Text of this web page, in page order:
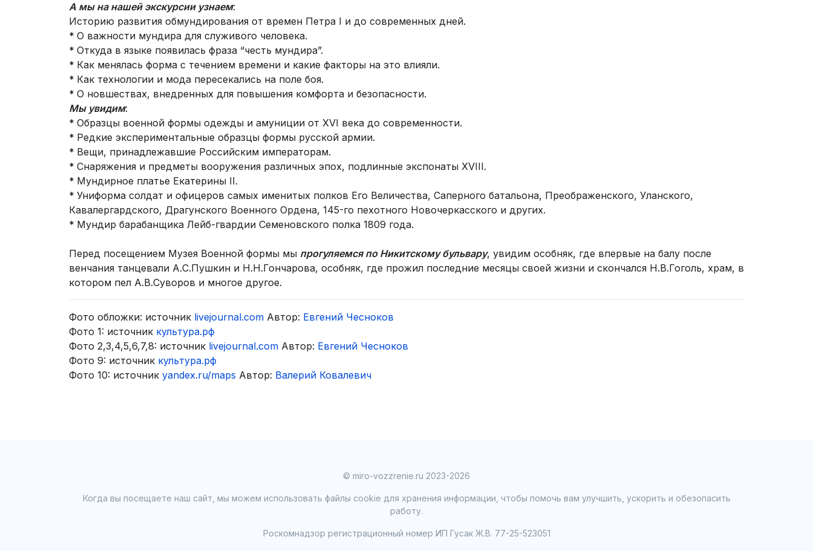
А мы на нашей экскурсии узнаем:
Историю развития обмундирования от времен Петра I и до современных дней.
* О важности мундира для служивого человека.
* Откуда в языке появилась фраза “честь мундира”.
* Как менялась форма с течением времени и какие факторы на это влияли.
* Как технологии и мода пересекались на поле боя.
* О новшествах, внедренных для повышения комфорта и безопасности.
Мы увидим:
* Образцы военной формы одежды и амуниции от XVI века до современности.
* Редкие экспериментальные образцы формы русской армии.
* Вещи, принадлежавшие Российским императорам.
* Снаряжения и предметы вооружения различных эпох, подлинные экспонаты XVIII.
* Мундирное платье Екатерины II.
* Униформа солдат и офицеров самых именитых полков Его Величества, Саперного батальона, Преображенского, Уланского,
Кавалергардского, Драгунского Военного Ордена, 145-го пехотного Новочеркасского и других.
* Мундир барабанщика Лейб-гвардии Семеновского полка 1809 года.
Перед посещением Музея Военной формы мы прогуляемся по Никитскому бульвару, увидим особняк, где впервые на балу после
венчания танцевали А.С.Пушкин и Н.Н.Гончарова, особняк, где прожил последние месяцы своей жизни и скончался Н.В.Гоголь, храм, в
котором пел А.В.Суворов и многое другое.
Фото обложки: источник livejournal.com Автор: Евгений Чесноков
Фото 1: источник культура.рф
Фото 2,3,4,5,6,7,8: источник livejournal.com Автор: Евгений Чесноков
Фото 9: источник культура.рф
Фото 10: источник yandex.ru/maps Автор: Валерий Ковалевич
© miro-vozzrenie.ru 2023-2026
Когда вы посещаете наш сайт, мы можем использовать файлы cookie для хранения информации, чтобы помочь вам улучшить, ускорить и обезопасить
работу.
Роскомнадзор регистрационный номер ИП Гусак Ж.В. 77-25-523051